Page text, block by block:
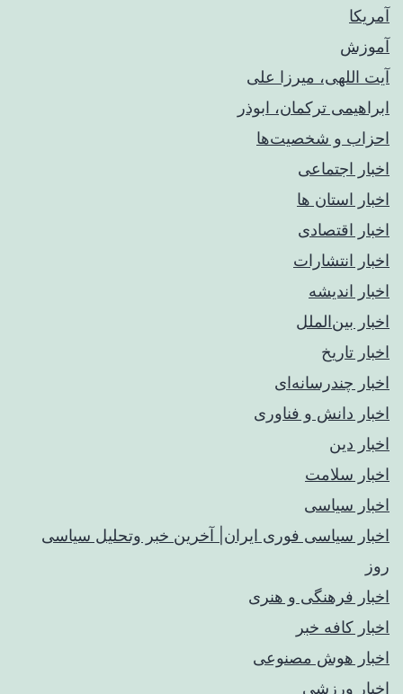
آمریکا
آموزش
آیت اللهی، میرزا علی
ابراهیمی ترکمان، ابوذر
احزاب و شخصیت‌ها
اخبار اجتماعی
اخبار استان ها
اخبار اقتصادی
اخبار انتشارات
اخبار اندیشه
اخبار بین‌الملل
اخبار تاریخ
اخبار چندرسانه‌ای
اخبار دانش و فناوری
اخبار دین
اخبار سلامت
اخبار سیاسی
اخبار سیاسی فوری ایران| آخرین خبر وتحلیل سیاسی
روز
اخبار فرهنگی و هنری
اخبار کافه خبر
اخبار هوش مصنوعی
اخبار ورزشی